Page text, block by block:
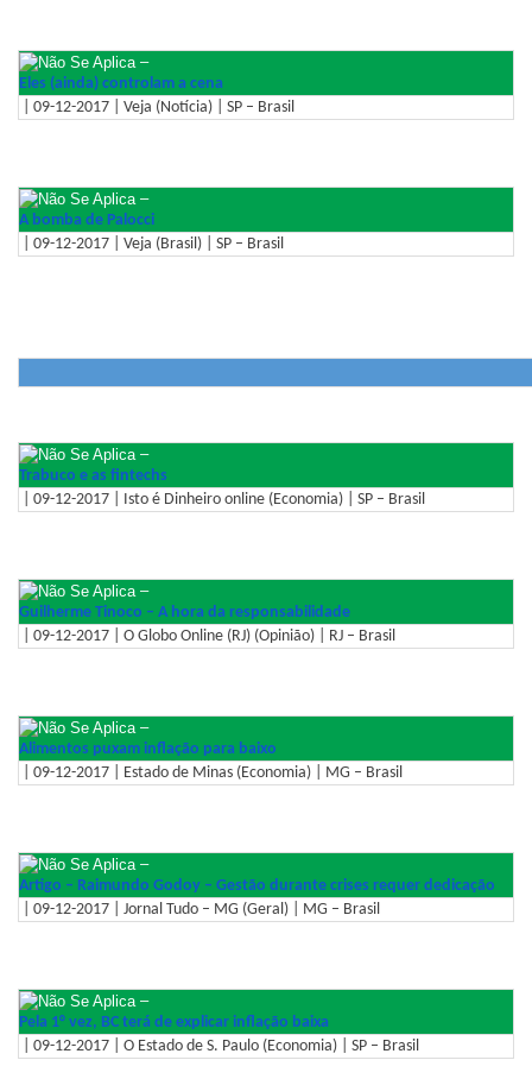
–
Eles (ainda) controlam a cena
| 09-12-2017 | Veja (Notícia) | SP – Brasil
–
A bomba de Palocci
| 09-12-2017 | Veja (Brasil) | SP – Brasil
–
Trabuco e as fintechs
| 09-12-2017 | Isto é Dinheiro online (Economia) | SP – Brasil
–
Guilherme Tinoco – A hora da responsabilidade
| 09-12-2017 | O Globo Online (RJ) (Opinião) | RJ – Brasil
–
Alimentos puxam inflação para baixo
| 09-12-2017 | Estado de Minas (Economia) | MG – Brasil
–
Artigo – Raimundo Godoy – Gestão durante crises requer dedicação
| 09-12-2017 | Jornal Tudo – MG (Geral) | MG – Brasil
–
Pela 1° vez, BC terá de explicar inflação baixa
| 09-12-2017 | O Estado de S. Paulo (Economia) | SP – Brasil